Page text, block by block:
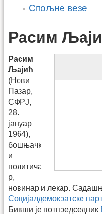
Спољне везе
Расим
Расим
Љајић
(Нови
Пазар,
СФРЈ,
28.
јануар
1964),
бошњачк
и
политича
р,
новинар и лекар.
Социјалдемократске
Бивши је потпредседник